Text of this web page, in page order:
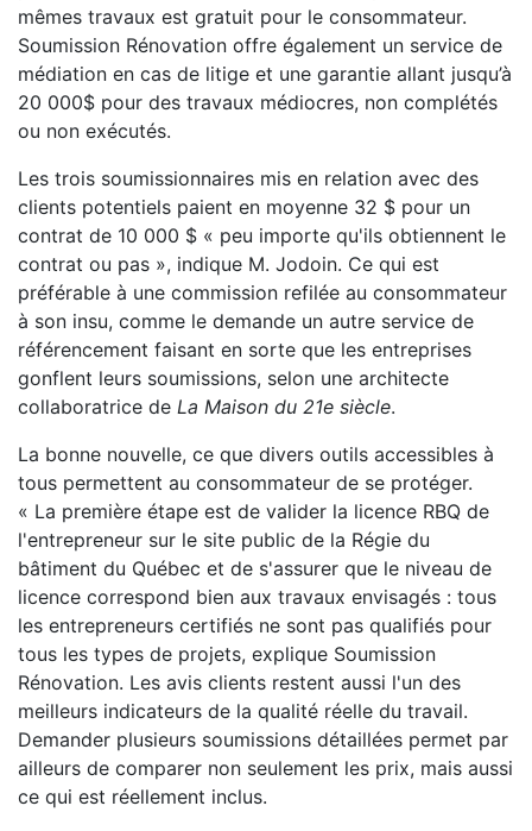
mêmes travaux est gratuit pour le consommateur.
Soumission Rénovation offre également un service de
médiation en cas de litige et une garantie allant jusqu’à
20 000$ pour des travaux médiocres, non complétés
ou non exécutés.
Les trois soumissionnaires mis en relation avec des
clients potentiels paient en moyenne 32 $ pour un
contrat de 10 000 $ « peu importe qu'ils obtiennent le
contrat ou pas », indique M. Jodoin. Ce qui est
préférable à une commission refilée au consommateur
à son insu, comme le demande un autre service de
référencement faisant en sorte que les entreprises
gonflent leurs soumissions, selon une architecte
collaboratrice de La Maison du 21e siècle.
La bonne nouvelle, ce que divers outils accessibles à
tous permettent au consommateur de se protéger.
« La première étape est de valider la licence RBQ de
l'entrepreneur sur le site public de la Régie du
bâtiment du Québec et de s'assurer que le niveau de
licence correspond bien aux travaux envisagés : tous
les entrepreneurs certifiés ne sont pas qualifiés pour
tous les types de projets, explique Soumission
Rénovation. Les avis clients restent aussi l'un des
meilleurs indicateurs de la qualité réelle du travail.
Demander plusieurs soumissions détaillées permet par
ailleurs de comparer non seulement les prix, mais aussi
ce qui est réellement inclus.